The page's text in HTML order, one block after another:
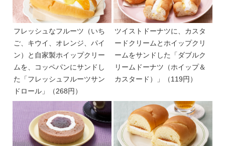
フレッシュなフルーツ（いち
ご、キウイ、オレンジ、パイ
ン）と自家製ホイップクリー
ムを、コッペパンにサンドし
た「フレッシュフルーツサン
ドロール」（268円）
ツイストドーナツに、カスタ
ードクリームとホイップクリ
ームをサンドした「ダブルク
リームドーナツ（ホイップ＆
カスタード）」（119円）